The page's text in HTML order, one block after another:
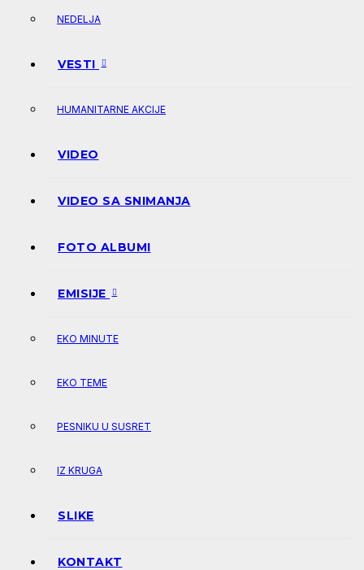
NEDELJA
VESTI
HUMANITARNE AKCIJE
VIDEO
VIDEO SA SNIMANJA
FOTO ALBUMI
EMISIJE
EKO MINUTE
EKO TEME
PESNIKU U SUSRET
IZ KRUGA
SLIKE
KONTAKT